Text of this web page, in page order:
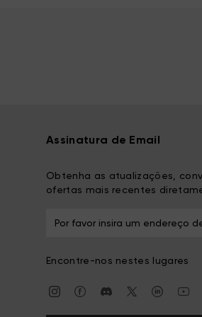
Assinatura de Email
Obtenha as atualizações,
ofertas mais recentes
Encontre-nos nestes lugares